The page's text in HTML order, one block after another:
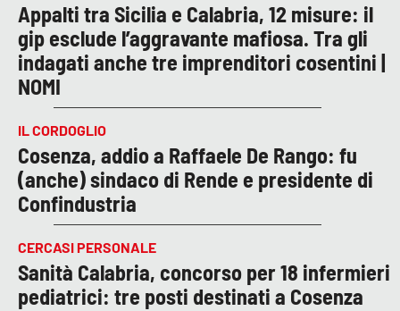
Appalti tra Sicilia e Calabria, 12 misure: il
gip esclude l’aggravante mafiosa. Tra gli
indagati anche tre imprenditori cosentini |
NOMI
IL CORDOGLIO
Cosenza, addio a Raffaele De Rango: fu
(anche) sindaco di Rende e presidente di
Confindustria
CERCASI PERSONALE
Sanità Calabria, concorso per 18 infermieri
pediatrici: tre posti destinati a Cosenza